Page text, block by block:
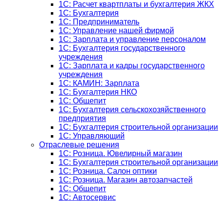
1C: Расчет квартплаты и бухгалтерия ЖКХ
1C: Бухгалтерия
1C: Предприниматель
1C: Управление нашей фирмой
1C: Зарплата и управление персоналом
1C: Бухгалтерия государственного
учреждения
1C: Зарплата и кадры государственного
учреждения
1C: КАМИН: Зарплата
1C: Бухгалтерия НКО
1С: Общепит
1С: Бухгалтерия сельскохозяйст­венного
предприятия
1С: Бухгалтерия строительной организации
1С: Управляющий
Отраслевые решения
1С: Розница. Ювелирный магазин
1С: Бухгалтерия строительной организации
1С: Розница. Салон оптики
1С: Розница. Магазин автозапчастей
1C: Общепит
1С: Автосервис